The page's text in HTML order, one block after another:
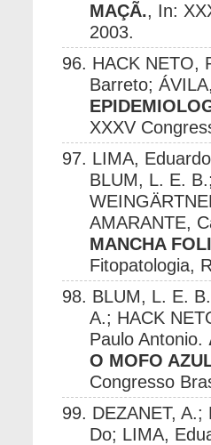
MAÇÃ., In:
2003.
96. HACK NETO,
Barreto;
XXXV
97. LIMA,
BLUM, L. E.
AMARANTE,
MANCHA
Fitopatologia,
98. BLUM, L. E.
A.; HACK
Paulo Antonio.
O MOFO
Congresso
99. DEZANET,
Do; LIMA,